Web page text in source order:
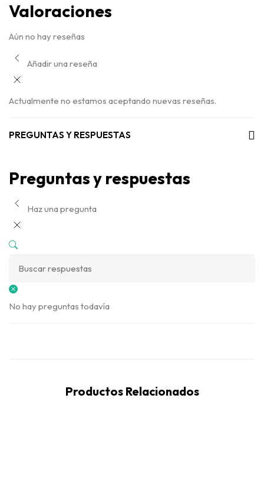
Valoraciones
Aún no hay reseñas
Añadir una reseña
Actualmente no estamos aceptando nuevas reseñas.
PREGUNTAS Y RESPUESTAS
Preguntas y respuestas
Haz una pregunta
No hay preguntas todavía
Productos Relacionados